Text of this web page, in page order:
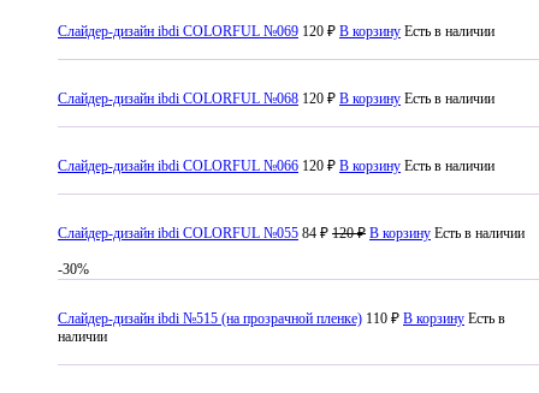
Слайдер-дизайн ibdi COLORFUL №069 120 ₽ В корзину Есть в наличии
Слайдер-дизайн ibdi COLORFUL №068 120 ₽ В корзину Есть в наличии
Слайдер-дизайн ibdi COLORFUL №066 120 ₽ В корзину Есть в наличии
Слайдер-дизайн ibdi COLORFUL №055 84 ₽ 120 ₽ В корзину Есть в наличии
-30%
Слайдер-дизайн ibdi №515 (на прозрачной пленке) 110 ₽ В корзину Есть в
наличии